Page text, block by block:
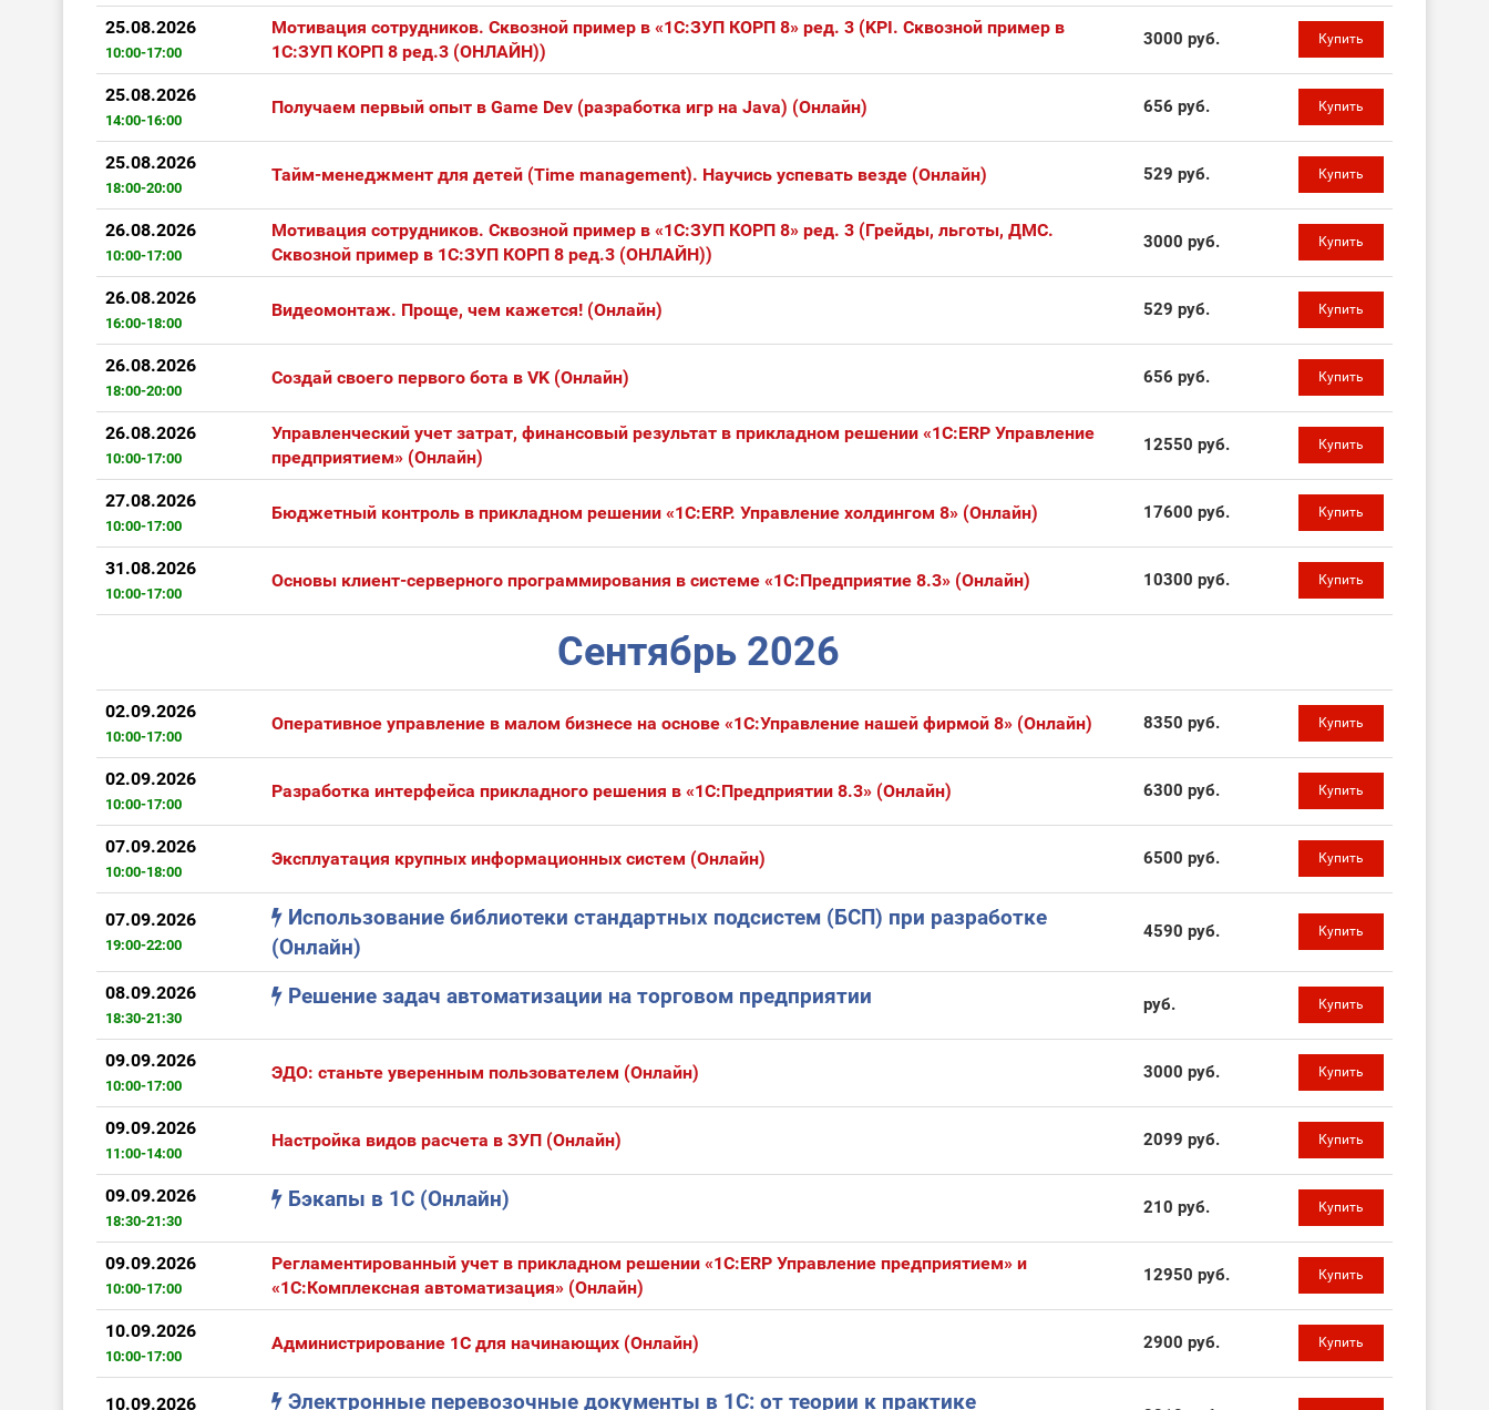
25.08.2026
10:00-17:00
Мотивация сотрудников. Сквозной пример в «1С:ЗУП КОРП 8» ред. 3 (KPI. Сквозной пример в
1С:ЗУП КОРП 8 ред.3 (ОНЛАЙН))
3000 руб. Купить
25.08.2026
14:00-16:00
Получаем первый опыт в Game Dev (разработка игр на Java) (Онлайн) 656 руб. Купить
25.08.2026
18:00-20:00
Тайм-менеджмент для детей (Time management). Научись успевать везде (Онлайн) 529 руб. Купить
26.08.2026
10:00-17:00
Мотивация сотрудников. Сквозной пример в «1С:ЗУП КОРП 8» ред. 3 (Грейды, льготы, ДМС.
Сквозной пример в 1С:ЗУП КОРП 8 ред.3 (ОНЛАЙН))
3000 руб. Купить
26.08.2026
16:00-18:00
Видеомонтаж. Проще, чем кажется! (Онлайн) 529 руб. Купить
26.08.2026
18:00-20:00
Создай своего первого бота в VK (Онлайн) 656 руб. Купить
26.08.2026
10:00-17:00
Управленческий учет затрат, финансовый результат в прикладном решении «1С:ERP Управление
предприятием» (Онлайн)
12550 руб. Купить
27.08.2026
10:00-17:00
Бюджетный контроль в прикладном решении «1С:ERP. Управление холдингом 8» (Онлайн) 17600 руб. Купить
31.08.2026
10:00-17:00
Основы клиент-серверного программирования в системе «1С:Предприятие 8.3» (Онлайн) 10300 руб. Купить
Сентябрь 2026
02.09.2026
10:00-17:00
Оперативное управление в малом бизнесе на основе «1С:Управление нашей фирмой 8» (Онлайн) 8350 руб. Купить
02.09.2026
10:00-17:00
Разработка интерфейса прикладного решения в «1С:Предприятии 8.3» (Онлайн) 6300 руб. Купить
07.09.2026
10:00-18:00
Эксплуатация крупных информационных систем (Онлайн) 6500 руб. Купить
07.09.2026
19:00-22:00
Использование библиотеки стандартных подсистем (БСП) при разработке
(Онлайн)
4590 руб. Купить
08.09.2026
18:30-21:30
Решение задач автоматизации на торговом предприятии руб. Купить
09.09.2026
10:00-17:00
ЭДО: станьте уверенным пользователем (Онлайн) 3000 руб. Купить
09.09.2026
11:00-14:00
Настройка видов расчета в ЗУП (Онлайн) 2099 руб. Купить
09.09.2026
18:30-21:30
Бэкапы в 1С (Онлайн) 210 руб. Купить
09.09.2026
10:00-17:00
Регламентированный учет в прикладном решении «1С:ERP Управление предприятием» и
«1С:Комплексная автоматизация» (Онлайн)
12950 руб. Купить
10.09.2026
10:00-17:00
Администрирование 1С для начинающих (Онлайн) 2900 руб. Купить
10.09.2026 Электронные перевозочные документы в 1С: от теории к практике